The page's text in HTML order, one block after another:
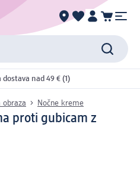
dostava nad 49 € (1)
obraza Nočne kreme
proti gubicam z